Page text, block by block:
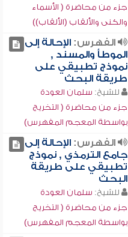
جزء من محاضرة ( الأسماء
والكنى والألقاب (الألقاب))
الفهرس:الإحالة إلى
الموطأ والمسند ,
نموذج تطبيقي على
طريقة البحث
للشيخ: سلمان العودة
جزء من محاضرة ( التخريج
بواسطة المعجم المفهرس)
الفهرس:الإحالة إلى
جامع الترمذي , نموذج
تطبيقي على طريقة
البحث
للشيخ: سلمان العودة
جزء من محاضرة ( التخريج
بواسطة المعجم المفهرس)